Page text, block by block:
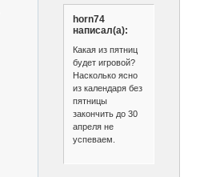
horn74
написал(а):
Какая из пятниц
будет игровой?
Насколько ясно
из календаря без
пятницы
закончить до 30
апреля не
успеваем.